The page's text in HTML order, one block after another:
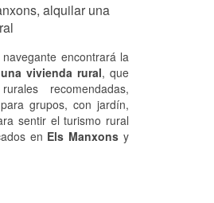
alquilar una
encontrará la
vivienda rural, que
recomendadas,
grupos, con jardín,
sentir el turismo rural
en Els Manxons y